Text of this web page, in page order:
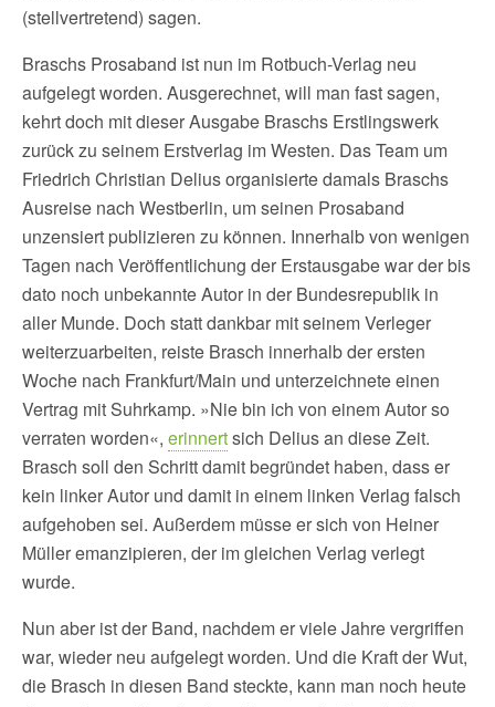
(stellvertretend) sagen.
Braschs Prosaband ist nun im Rotbuch-Verlag neu
aufgelegt worden. Ausgerechnet, will man fast sagen,
kehrt doch mit dieser Ausgabe Braschs Erstlingswerk
zurück zu seinem Erstverlag im Westen. Das Team um
Friedrich Christian Delius organisierte damals Braschs
Ausreise nach Westberlin, um seinen Prosaband
unzensiert publizieren zu können. Innerhalb von wenigen
Tagen nach Veröffentlichung der Erstausgabe war der bis
dato noch unbekannte Autor in der Bundesrepublik in
aller Munde. Doch statt dankbar mit seinem Verleger
weiterzuarbeiten, reiste Brasch innerhalb der ersten
Woche nach Frankfurt/Main und unterzeichnete einen
Vertrag mit Suhrkamp. »Nie bin ich von einem Autor so
verraten worden«, erinnertsich Delius an diese Zeit.
Brasch soll den Schritt damit begründet haben, dass er
kein linker Autor und damit in einem linken Verlag falsch
aufgehoben sei. Außerdem müsse er sich von Heiner
Müller emanzipieren, der im gleichen Verlag verlegt
wurde.
Nun aber ist der Band, nachdem er viele Jahre vergriffen
war, wieder neu aufgelegt worden. Und die Kraft der Wut,
die Brasch in diesen Band steckte, kann man noch heute